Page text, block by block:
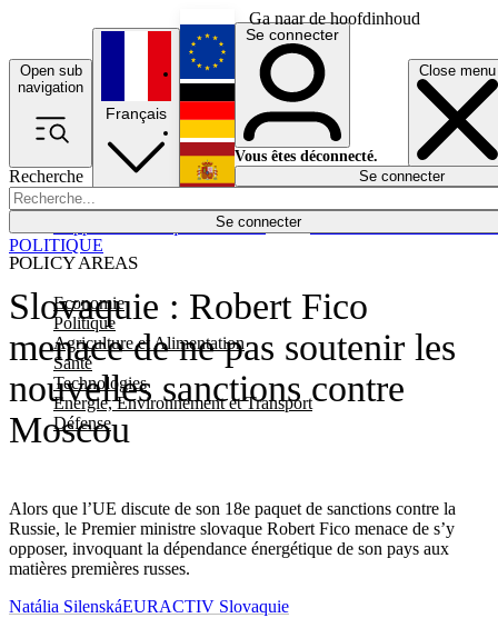
Ga naar de hoofdinhoud
Open sub
navigation
Close menu
Recherche
Se connecter
POLICY AREAS
Economie
Politique
Agriculture et Alimentation
Santé
Technologies
Energie, Environnement et Transport
Défense
Économie
Français
English
Deutsch
Español
Se connecter
Vous êtes déconnecté.
Se connecter
Slovaquie : Robert Fico
menace de ne pas soutenir les
nouvelles sanctions contre
Moscou
Alors que l’UE discute de son 18e paquet de sanctions contre la
Russie, le Premier ministre slovaque Robert Fico menace de s’y
opposer, invoquant la dépendance énergétique de son pays aux
matières premières russes.
POLITIQUE
Natália SilenskáEURACTIV Slovaquie